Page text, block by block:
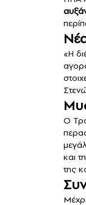
«Η
Ο
και
της